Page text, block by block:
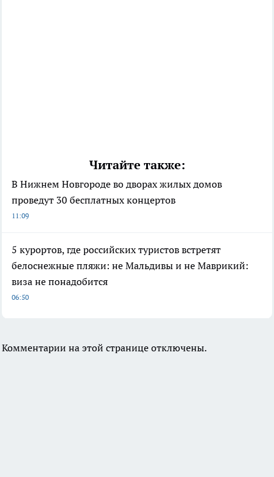
Читайте также:
В Нижнем Новгороде во дворах жилых домов
проведут 30 бесплатных концертов
11:09
5 курортов, где российских туристов встретят
белоснежные пляжи: не Мальдивы и не Маврикий:
виза не понадобится
06:50
Комментарии на этой странице отключены.